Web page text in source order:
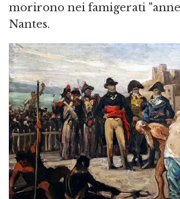
morirono nei famigerati
Nantes.